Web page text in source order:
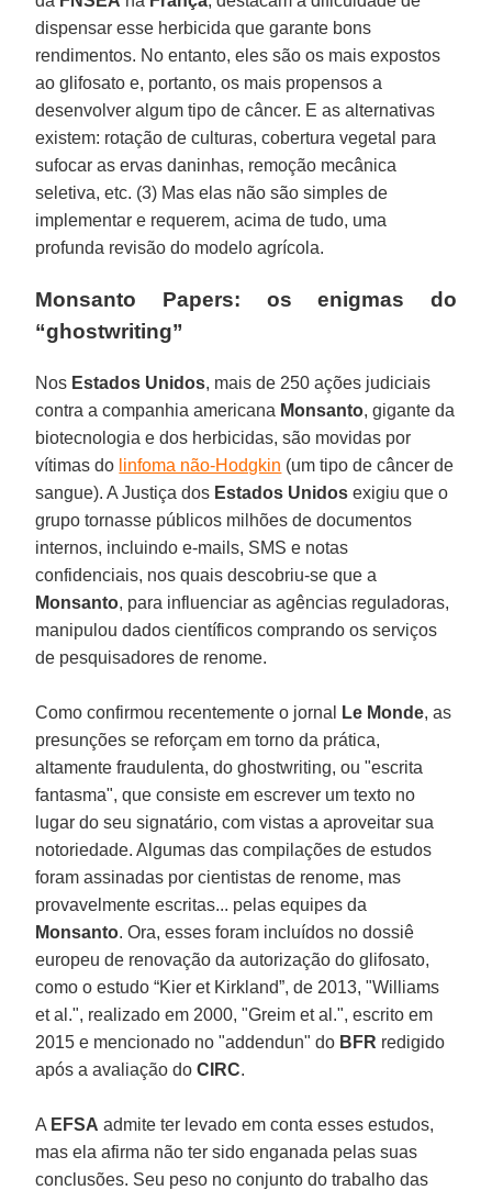
dispensar esse herbicida que garante bons
rendimentos. No entanto, eles são os mais expostos
ao glifosato e, portanto, os mais propensos a
desenvolver algum tipo de câncer. E as alternativas
existem: rotação de culturas, cobertura vegetal para
sufocar as ervas daninhas, remoção mecânica
seletiva, etc. (3) Mas elas não são simples de
implementar e requerem, acima de tudo, uma
profunda revisão do modelo agrícola.
Monsanto Papers: os enigmas do
“ghostwriting”
Nos Estados Unidos, mais de 250 ações judiciais
contra a companhia americana Monsanto, gigante da
biotecnologia e dos herbicidas, são movidas por
vítimas do linfoma não-Hodgkin (um tipo de câncer de
sangue). A Justiça dos Estados Unidos exigiu que o
grupo tornasse públicos milhões de documentos
internos, incluindo e-mails, SMS e notas
confidenciais, nos quais descobriu-se que a
Monsanto, para influenciar as agências reguladoras,
manipulou dados científicos comprando os serviços
de pesquisadores de renome.
Como confirmou recentemente o jornal Le Monde, as
presunções se reforçam em torno da prática,
altamente fraudulenta, do ghostwriting, ou "escrita
fantasma", que consiste em escrever um texto no
lugar do seu signatário, com vistas a aproveitar sua
notoriedade. Algumas das compilações de estudos
foram assinadas por cientistas de renome, mas
provavelmente escritas... pelas equipes da
Monsanto. Ora, esses foram incluídos no dossiê
europeu de renovação da autorização do glifosato,
como o estudo “Kier et Kirkland”, de 2013, "Williams
et al.", realizado em 2000, "Greim et al.", escrito em
2015 e mencionado no "addendun" do BFR redigido
após a avaliação doCIRC.
A EFSA admite ter levado em conta esses estudos,
mas ela afirma não ter sido enganada pelas suas
conclusões. Seu peso no conjunto do trabalho das